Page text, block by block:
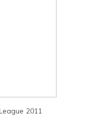
2011